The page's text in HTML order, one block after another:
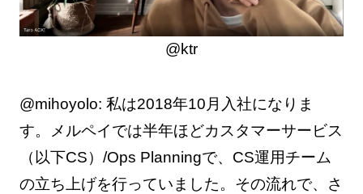
@ktr
@mihoyolo: 私は2018年10月入社になりま
す。メルペイでは半年ほどカスタマーサービス
（以下CS）/Ops Planningで、CS運用チーム
の立ち上げを行っていました。その流れで、さ